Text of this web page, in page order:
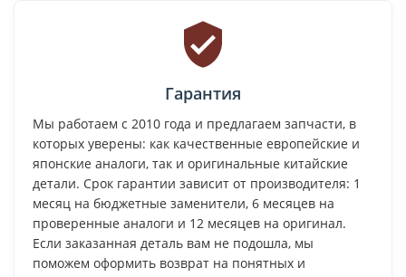
Гарантия
Мы работаем с 2010 года и предлагаем запчасти, в
которых уверены: как качественные европейские и
японские аналоги, так и оригинальные китайские
детали. Срок гарантии зависит от производителя: 1
месяц на бюджетные заменители, 6 месяцев на
проверенные аналоги и 12 месяцев на оригинал.
Если заказанная деталь вам не подошла, мы
поможем оформить возврат на понятных и